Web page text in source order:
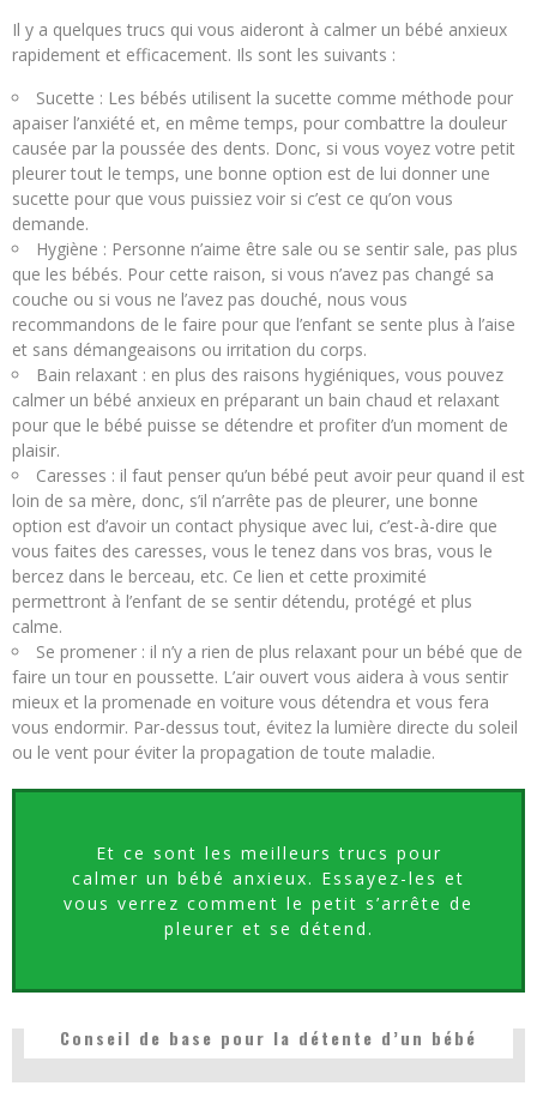
Il y a quelques trucs qui vous aideront à calmer un bébé anxieux
rapidement et efficacement. Ils sont les suivants :
Sucette : Les bébés utilisent la sucette comme méthode pour
apaiser l’anxiété et, en même temps, pour combattre la douleur
causée par la poussée des dents. Donc, si vous voyez votre petit
pleurer tout le temps, une bonne option est de lui donner une
sucette pour que vous puissiez voir si c’est ce qu’on vous
demande.
Hygiène : Personne n’aime être sale ou se sentir sale, pas plus
que les bébés. Pour cette raison, si vous n’avez pas changé sa
couche ou si vous ne l’avez pas douché, nous vous
recommandons de le faire pour que l’enfant se sente plus à l’aise
et sans démangeaisons ou irritation du corps.
Bain relaxant : en plus des raisons hygiéniques, vous pouvez
calmer un bébé anxieux en préparant un bain chaud et relaxant
pour que le bébé puisse se détendre et profiter d’un moment de
plaisir.
Caresses : il faut penser qu’un bébé peut avoir peur quand il est
loin de sa mère, donc, s’il n’arrête pas de pleurer, une bonne
option est d’avoir un contact physique avec lui, c’est-à-dire que
vous faites des caresses, vous le tenez dans vos bras, vous le
bercez dans le berceau, etc. Ce lien et cette proximité
permettront à l’enfant de se sentir détendu, protégé et plus
calme.
Se promener : il n’y a rien de plus relaxant pour un bébé que de
faire un tour en poussette. L’air ouvert vous aidera à vous sentir
mieux et la promenade en voiture vous détendra et vous fera
vous endormir. Par-dessus tout, évitez la lumière directe du soleil
ou le vent pour éviter la propagation de toute maladie.
Et ce sont les meilleurs trucs pour
calmer un bébé anxieux. Essayez-les et
vous verrez comment le petit s’arrête de
pleurer et se détend.
Conseil de base pour la détente d’un bébé